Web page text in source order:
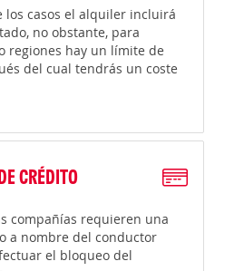
los casos el alquiler incluirá
no obstante, para
regiones hay un límite de
del cual tendrás un coste
CRÉDITO
compañías requieren una
a nombre del conductor
el bloqueo del